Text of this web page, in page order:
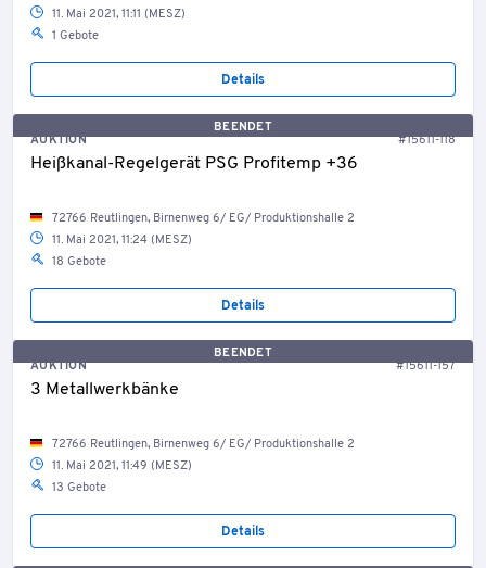
11. Mai 2021, 11:11 (MESZ)
1 Gebote
Details
BEENDET
AUKTION
#15611-118
Heißkanal-Regelgerät PSG Profitemp +36
72766 Reutlingen, Birnenweg 6/ EG/ Produktionshalle 2
11. Mai 2021, 11:24 (MESZ)
18 Gebote
Details
BEENDET
AUKTION
#15611-157
3 Metallwerkbänke
72766 Reutlingen, Birnenweg 6/ EG/ Produktionshalle 2
11. Mai 2021, 11:49 (MESZ)
13 Gebote
Details